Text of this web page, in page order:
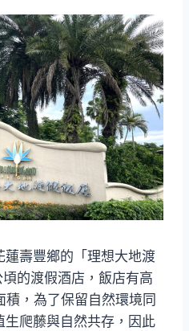
壽豐鄉的「理想大地渡
的渡假酒店，飯店有高
，為了保留自然環境同
生爬藤與自然共存，因此